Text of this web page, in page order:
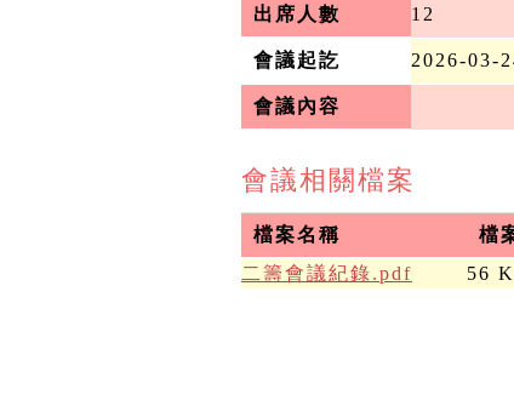
出席人數 12
會議起訖 2026-03-
會議內容
會議相關檔案
檔案名稱 檔
二籌會議紀錄.pdf
56